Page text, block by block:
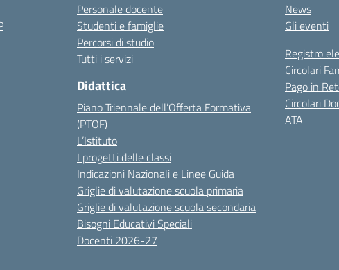
Personale docente
Studenti e famiglie
Percorsi di studio
Tutti i servizi
Didattica
Piano Triennale dell’Offerta Formativa
(PTOF)
L’Istituto
I progetti delle classi
Indicazioni Nazionali e Linee Guida
Griglie di valutazione scuola primaria
Griglie di valutazione scuola secondaria
Bisogni Educativi Speciali
Docenti 2026-27
News
Gli eventi
Registro
Circolari
Pago in
Circolari
ATA